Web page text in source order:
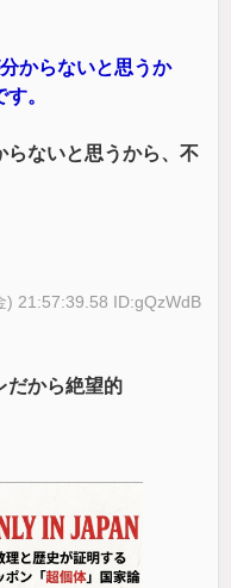
からないと思うか
。
ないと思うから、不
) 21:57:39.58 ID:gQzWdB
だから絶望的